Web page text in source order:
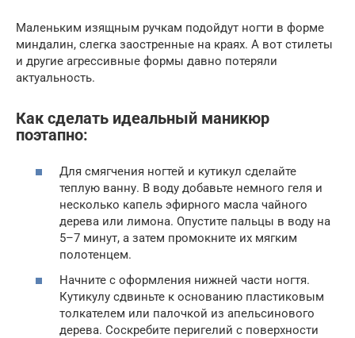
Маленьким изящным ручкам подойдут ногти в форме
миндалин, слегка заостренные на краях. А вот стилеты
и другие агрессивные формы давно потеряли
актуальность.
Как сделать идеальный маникюр
поэтапно:
Для смягчения ногтей и кутикул сделайте
теплую ванну. В воду добавьте немного геля и
несколько капель эфирного масла чайного
дерева или лимона. Опустите пальцы в воду на
5–7 минут, а затем промокните их мягким
полотенцем.
Начните с оформления нижней части ногтя.
Кутикулу сдвиньте к основанию пластиковым
толкателем или палочкой из апельсинового
дерева. Соскребите перигелий с поверхности